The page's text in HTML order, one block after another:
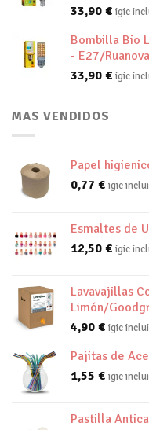
33,90 € igic
Bombilla Bio
- E27/Ruanova
33,90 € igic
MAS VENDIDOS
Papel
0,77 € igic
Esmaltes de
12,50 € igic
Lavavajillas
Limón/
4,90 € igic
Pajitas de
1,55 € igic
Pastilla